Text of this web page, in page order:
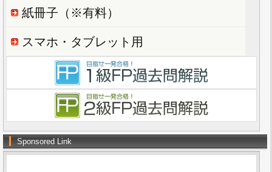
紙冊子（※有料）
スマホ・タブレット用
Sponsored Link